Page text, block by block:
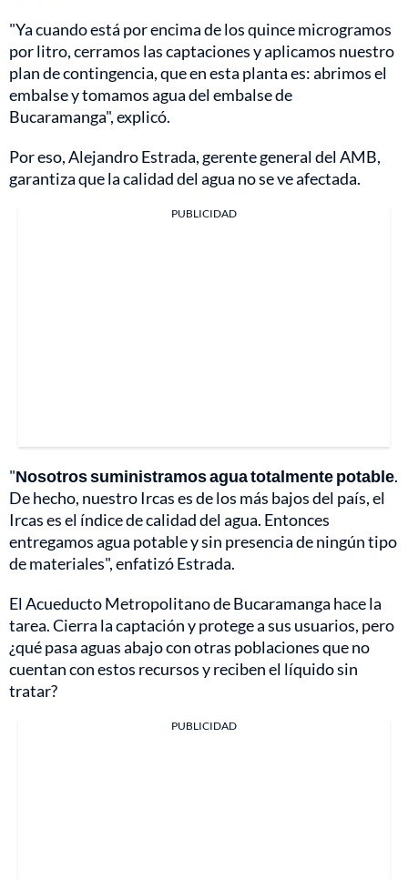
"Ya cuando está por encima de los quince microgramos
por litro, cerramos las captaciones y aplicamos nuestro
plan de contingencia, que en esta planta es: abrimos el
embalse y tomamos agua del embalse de
Bucaramanga", explicó.
Por eso, Alejandro Estrada, gerente general del AMB,
garantiza que la calidad del agua no se ve afectada.
PUBLICIDAD
"Nosotros suministramos agua totalmente potable.
De hecho, nuestro Ircas es de los más bajos del país, el
Ircas es el índice de calidad del agua. Entonces
entregamos agua potable y sin presencia de ningún tipo
de materiales", enfatizó Estrada.
El Acueducto Metropolitano de Bucaramanga hace la
tarea. Cierra la captación y protege a sus usuarios, pero
¿qué pasa aguas abajo con otras poblaciones que no
cuentan con estos recursos y reciben el líquido sin
tratar?
PUBLICIDAD